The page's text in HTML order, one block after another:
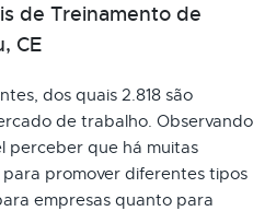
de Treinamento de
CE
dos quais 2.818 são
de trabalho. Observando
perceber que há muitas
promover diferentes tipos
empresas quanto para